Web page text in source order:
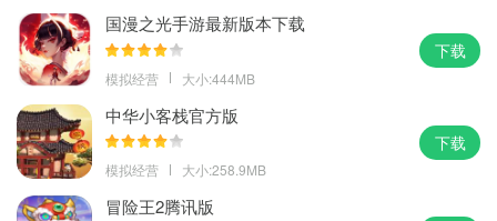
国漫之光手游最新版本下载
模拟经营 大小:444MB
下载
中华小客栈官方版
模拟经营 大小:258.9MB
下载
冒险王2腾讯版